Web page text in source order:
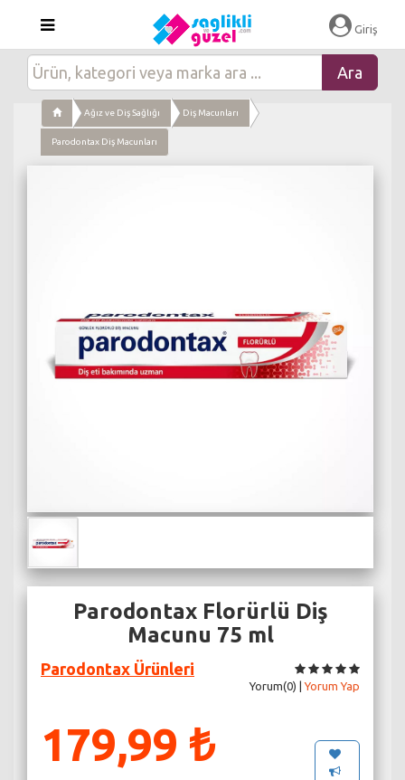
Giriş
Ağız ve Diş Sağlığı Diş Macunları
Parodontax Diş Macunları
Parodontax Florürlü Diş
Macunu 75 ml
Parodontax Ürünleri
Yorum(0) |Yorum Yap
179,99 ₺